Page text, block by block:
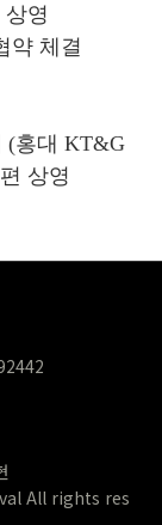
영
약 체결
(홍대 KT&G
상영
All rights res